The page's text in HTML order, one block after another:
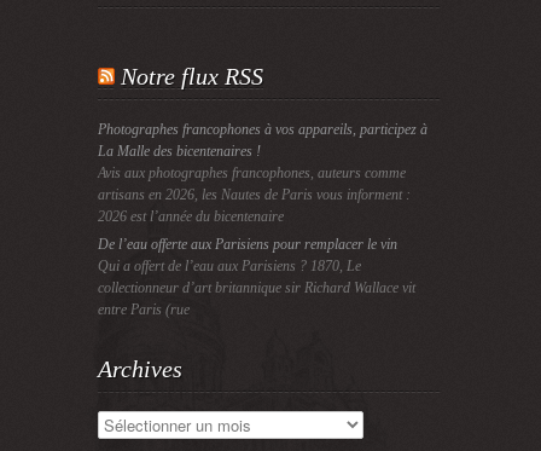
Notre flux RSS
Photographes francophones à vos appareils, participez à
La Malle des bicentenaires !
Avis aux photographes francophones, auteurs comme
artisans en 2026, les Nautes de Paris vous informent :
2026 est l’année du bicentenaire
De l’eau offerte aux Parisiens pour remplacer le vin
Qui a offert de l’eau aux Parisiens ? 1870, Le
collectionneur d’art britannique sir Richard Wallace vit
entre Paris (rue
Archives
Archives